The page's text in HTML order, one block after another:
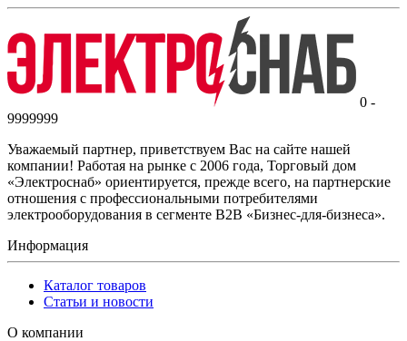
0 -
9999999
Уважаемый партнер, приветствуем Вас на сайте нашей
компании! Работая на рынке с 2006 года, Торговый дом
«Электроснаб» ориентируется, прежде всего, на партнерские
отношения с профессиональными потребителями
электрооборудования в сегменте B2B «Бизнес-для-бизнеса».
Информация
Каталог товаров
Статьи и новости
О компании